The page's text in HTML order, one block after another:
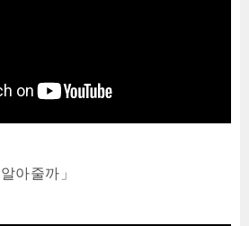
아줄까」